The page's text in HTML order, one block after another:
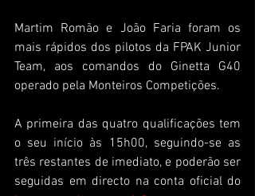
Martim Romão e João Faria foram os
mais rápidos dos pilotos da FPAK Junior
Team, aos comandos do Ginetta G40
operado pela Monteiros Competições.
A primeira das quatro qualificações tem
o seu início às 15h00, seguindo-se as
três restantes de imediato, e poderão ser